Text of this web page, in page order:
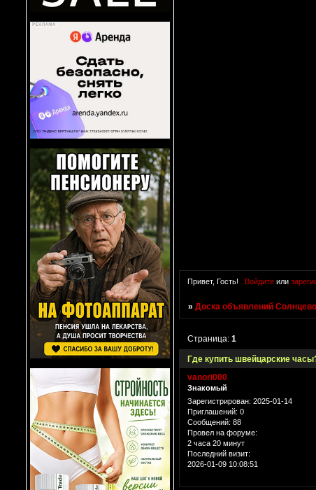
Привет, Гость! Войдитеили
»Доска объявлений
Где купить швейцарские
Страница:1
vanori000
Знакомый
Зарегистрирован: 2025-01-14
Приглашений: 0
Сообщений: 88
Провел на форуме:
2 часа 20 минут
Последний визит:
2026-01-09 10:08:51